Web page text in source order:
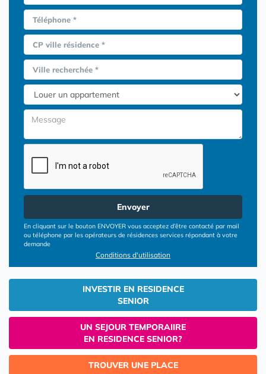
Téléphone *
CP ville résidence *
Ville recherchée *
Envoyer
En cliquant sur le bouton ENVOYER vous acceptez d’être contacté par mail
ou téléphone par les opérateurs de résidences services répondant à votre
demande
Conditions d'utilisation
INVESTIR EN RESIDENCE
SENIOR
UN SEJOUR TEMPORAIIRE
EN RESIDENCE SENIOR?
TROUVER UNE PLACE